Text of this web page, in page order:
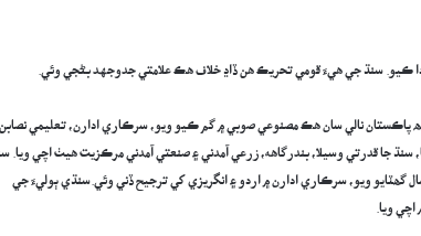
ڪيو. سنڌ جي ھيءَ قومي تحريڪ هن ڏاڍ خلاف هڪ علامتي جدوجهد بڻجي وئي.
نالي سان هڪ مصنوعي صوبي ۾ گم ڪيو ويو، سرڪاري ادارن، تعليمي
جا قدرتي وسيلا، بندرگاهه، زرعي آمدني ۽ صنعتي آمدني مرڪزيت هيٺ اچي ويا.
گھٽايو ويو، سرڪاري ادارن ۾ اردو ۽ انگريزي کي ترجيح ڏني وئي.سنڌي ٻوليءَ جي
ويا.